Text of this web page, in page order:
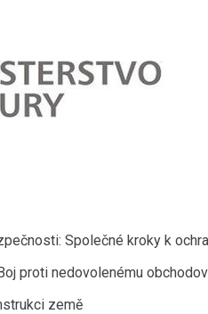
Společné kroky k
proti nedovolenému
země